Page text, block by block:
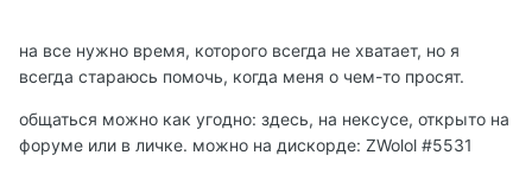
на все нужно время, которого всегда не хватает, но я
всегда стараюсь помочь, когда меня о чем-то просят.
общаться можно как угодно: здесь, на нексусе, открыто на
форуме или в личке. можно на дискорде: ZWolol #5531